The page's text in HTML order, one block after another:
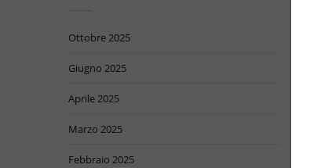
Ottobre 2025
Giugno 2025
Aprile 2025
Marzo 2025
Febbraio 2025